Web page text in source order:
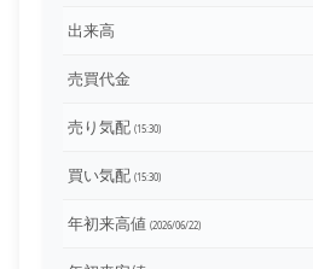
出来高
売買代金
売り気配 (15:30)
買い気配 (15:30)
年初来高値 (2026/06/22)